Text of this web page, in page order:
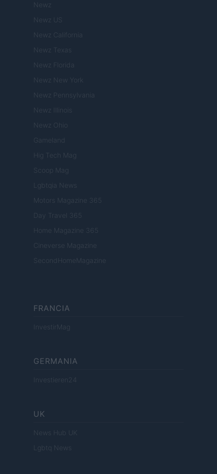
Newz
Newz US
Newz California
Newz Texas
Newz Florida
Newz New York
Newz Pennsylvania
Newz Illinois
Newz Ohio
Gameland
Hig Tech Mag
Scoop Mag
Lgbtqia News
Motors Magazine 365
Day Travel 365
Home Magazine 365
Cineverse Magazine
SecondHomeMagazine
FRANCIA
InvestirMag
GERMANIA
Investieren24
UK
News Hub UK
Lgbtq News